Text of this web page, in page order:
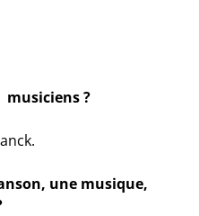
musiciens ?
une musique,